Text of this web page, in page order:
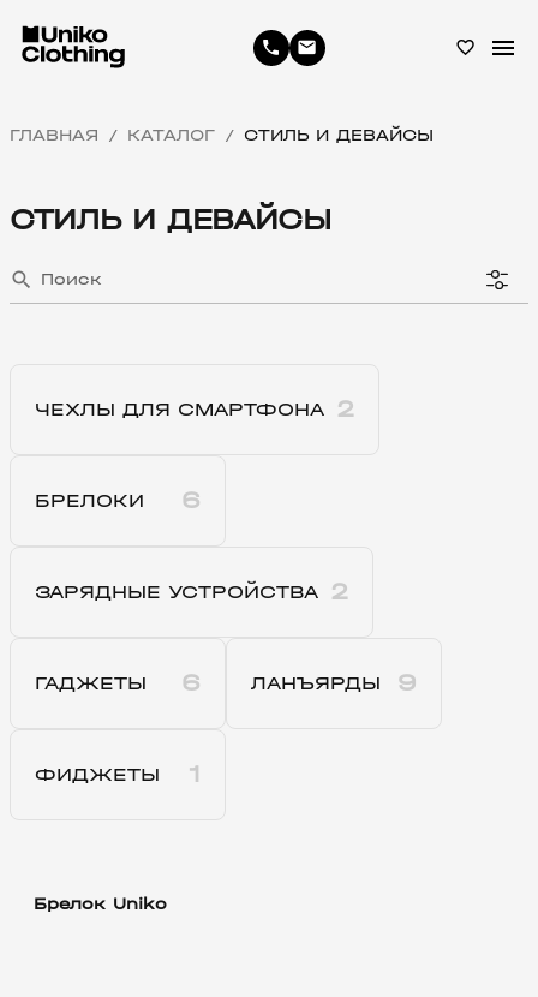
phone email favorite_border menu
ГЛАВНАЯ / КАТАЛОГ / СТИЛЬ И ДЕВАЙСЫ
СТИЛЬ И ДЕВАЙСЫ
search
ЧЕХЛЫ ДЛЯ СМАРТФОНА 2
БРЕЛОКИ 6
ЗАРЯДНЫЕ УСТРОЙСТВА 2
ГАДЖЕТЫ 6 ЛАНЪЯРДЫ 9
ФИДЖЕТЫ 1
Брелок Uniko